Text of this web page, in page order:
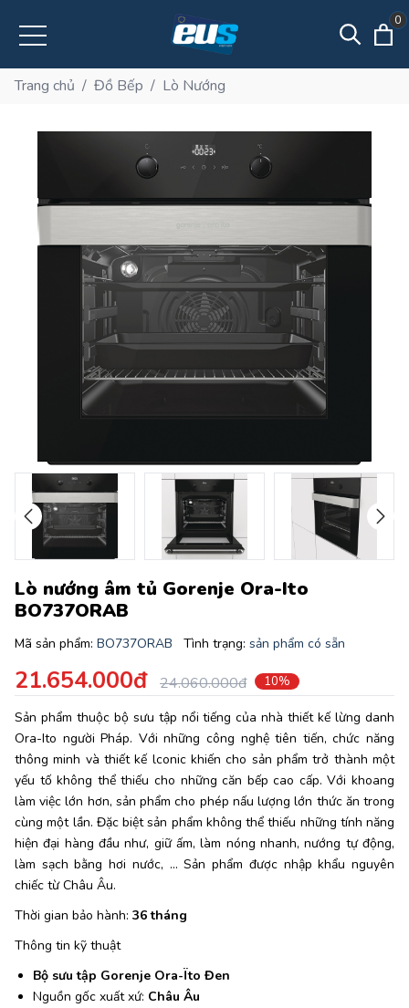
0
Trang chủ / Đồ Bếp / Lò Nướng
Lò nướng âm tủ Gorenje Ora-Ito
BO737ORAB
Mã sản phẩm: BO737ORAB Tình trạng: sản phẩm có sẵn
21.654.000đ 24.060.000đ 10%
Sản phẩm thuộc bộ sưu tập nổi tiếng của nhà thiết kế lừng danh
Ora-Ito người Pháp. Với những công nghệ tiên tiến, chức năng
thông minh và thiết kế lconic khiến cho sản phẩm trở thành một
yếu tố không thể thiếu cho những căn bếp cao cấp. Với khoang
làm việc lớn hơn, sản phẩm cho phép nấu lượng lớn thức ăn trong
cùng một lần. Đặc biệt sản phẩm không thể thiếu những tính năng
hiện đại hàng đầu như, giữ ấm, làm nóng nhanh, nướng tự động,
làm sạch bằng hơi nước, ... Sản phẩm được nhập khẩu nguyên
chiếc từ Châu Âu.
Thời gian bảo hành: 36 tháng
Thông tin kỹ thuật
Bộ sưu tập Gorenje Ora-Ïto Đen
Nguồn gốc xuất xứ: Châu Âu